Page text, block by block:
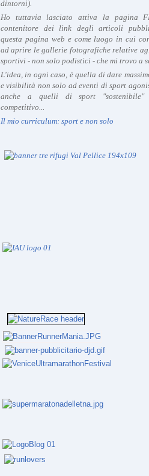
dintorni).
Ho tuttavia lasciato attiva la pagina
contenitore dei link degli articoli
questa pagina web e come luogo in cui
ad aprire le gallerie fotografiche relative
sportivi - non solo podistici - che mi trovo a
L'idea, in ogni caso, è quella di dare
e visibilità non solo ad eventi di sport
anche a quelli di sport
competitivo...
Il mio curriculum: sport e non solo